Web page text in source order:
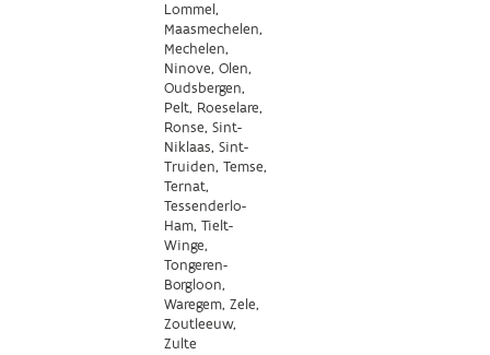
Lommel,
Maasmechelen,
Mechelen,
Ninove, Olen,
Oudsbergen,
Pelt, Roeselare,
Ronse, Sint-
Niklaas, Sint-
Truiden, Temse,
Ternat,
Tessenderlo-
Ham, Tielt-
Winge,
Tongeren-
Borgloon,
Waregem, Zele,
Zoutleeuw,
Zulte